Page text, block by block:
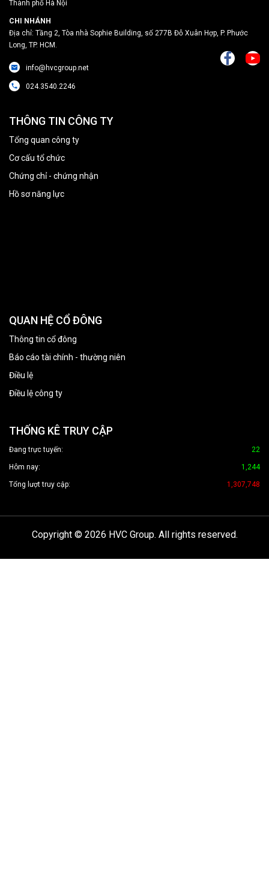
Thành phố Hà Nội
CHI NHÁNH
Địa chỉ: Tầng 2, Tòa nhà Sophie Building, số 277B Đỗ Xuân Hợp, P. Phước
Long, TP. HCM.
info@hvcgroup.net
024.3540.2246
THÔNG TIN CÔNG TY
Tổng quan công ty
Cơ cấu tổ chức
Chứng chỉ - chứng nhận
Hồ sơ năng lực
QUAN HỆ CỔ ĐÔNG
Thông tin cổ đông
Báo cáo tài chính - thường niên
Điều lệ
Điều lệ công ty
THỐNG KÊ TRUY CẬP
Đang trực tuyến: 22
Hôm nay: 1,244
Tổng lượt truy cập: 1,307,748
Copyright © 2026 HVC Group. All rights reserved.